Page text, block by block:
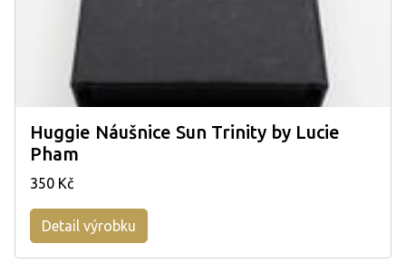
Huggie Náušnice Sun Trinity by Lucie
Pham
350 Kč
Detail výrobku